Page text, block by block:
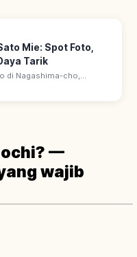
Mie: Spot Foto,
Tarik
di Nagashima-cho,
tema bunga 4 musim &
—
wajib